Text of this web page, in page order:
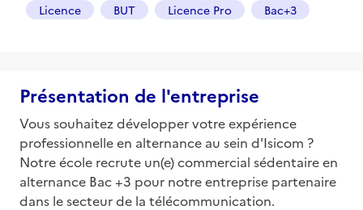
Licence BUT Licence Pro Bac+3
Présentation de l'entreprise
Vous souhaitez développer votre expérience
professionnelle en alternance au sein d'Isicom ?
Notre école recrute un(e) commercial sédentaire en
alternance Bac +3 pour notre entreprise partenaire
dans le secteur de la télécommunication.